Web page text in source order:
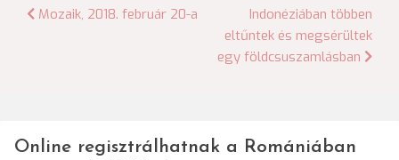
Bejegyzés
Mozaik, 2018. február 20-a
Indonéziában többen
eltűntek és megsérültek
egy földcsuszamlásban
Online regisztrálhatnak a Romániában